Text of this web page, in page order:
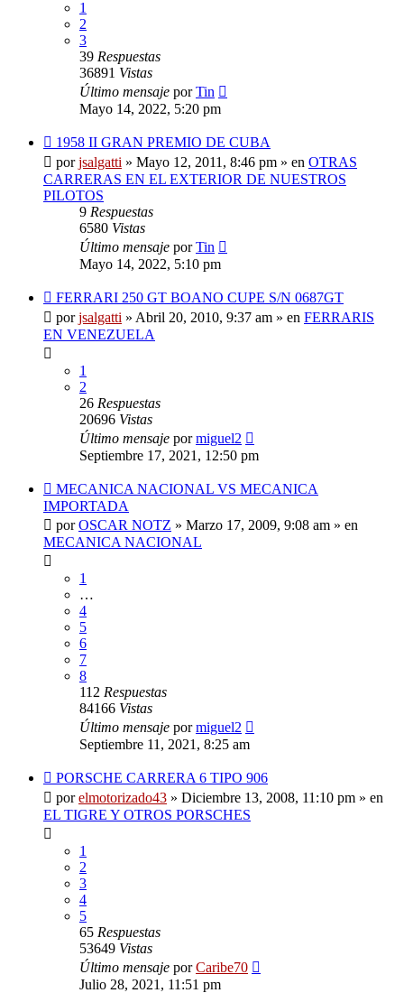
1
2
3
39 Respuestas
36891 Vistas
Último mensaje porTin
Mayo 14, 2022, 5:20 pm
Nuevo
mensaje
1958 II GRAN PREMIO DE CUBA
porjsalgatti » Mayo 12, 2011, 8:46 pm » en OTRAS
CARRERAS EN EL EXTERIOR DE NUESTROS
PILOTOS
9 Respuestas
6580 Vistas
Último mensaje porTin
Mayo 14, 2022, 5:10 pm
Nuevo
mensaje
FERRARI 250 GT BOANO CUPE S/N 0687GT
porjsalgatti » Abril 20, 2010, 9:37 am » en FERRARIS
EN VENEZUELA
1
2
26 Respuestas
20696 Vistas
Último mensaje pormiguel2
Septiembre 17, 2021, 12:50 pm
Nuevo
mensaje
MECANICA NACIONAL VS MECANICA
IMPORTADA
porOSCAR NOTZ » Marzo 17, 2009, 9:08 am » en
MECANICA NACIONAL
1
…
4
5
6
7
8
112 Respuestas
84166 Vistas
Último mensaje pormiguel2
Septiembre 11, 2021, 8:25 am
Nuevo
mensaje
PORSCHE CARRERA 6 TIPO 906
porelmotorizado43 » Diciembre 13, 2008, 11:10 pm » en
EL TIGRE Y OTROS PORSCHES
1
2
3
4
5
65 Respuestas
53649 Vistas
Último mensaje porCaribe70
Julio 28, 2021, 11:51 pm